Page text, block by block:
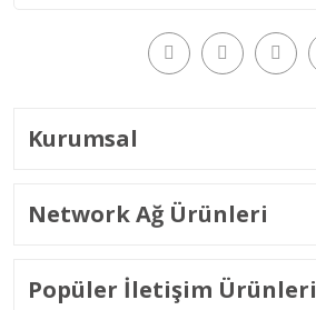
Kurumsal
Network Ağ Ürünleri
Popüler İletişim Ürünleri